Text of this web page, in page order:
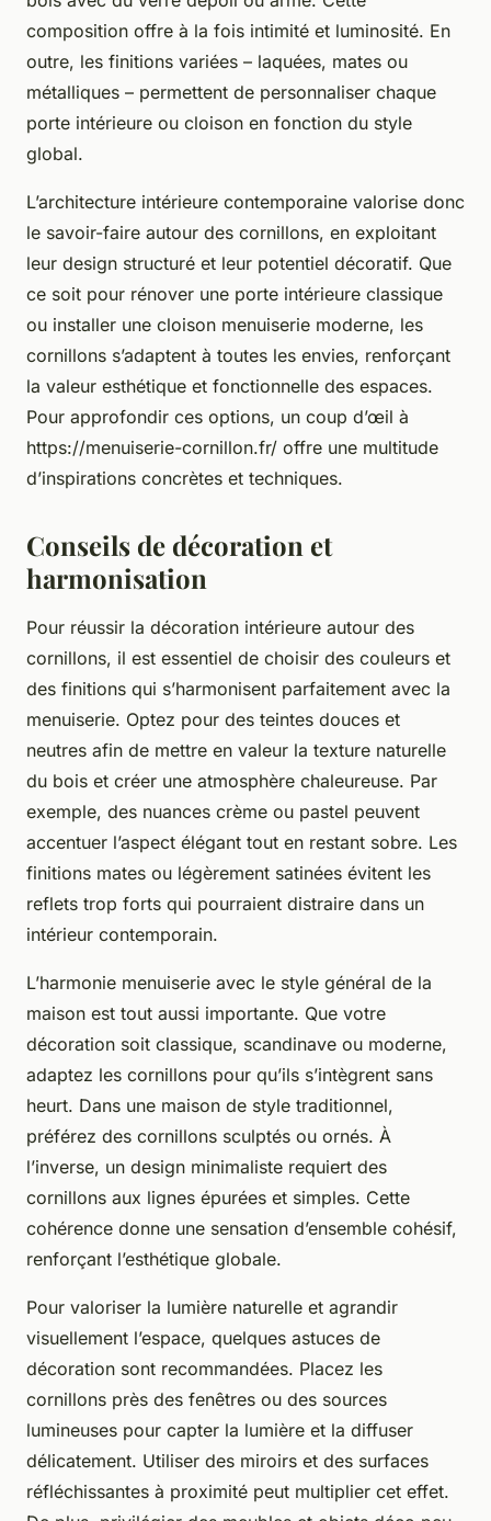
composition offre à la fois intimité et luminosité. En
outre, les finitions variées – laquées, mates ou
métalliques – permettent de personnaliser chaque
porte intérieure ou cloison en fonction du style
global.
L’architecture intérieure contemporaine valorise donc
le savoir-faire autour des cornillons, en exploitant
leur design structuré et leur potentiel décoratif. Que
ce soit pour rénover une porte intérieure classique
ou installer une cloison menuiserie moderne, les
cornillons s’adaptent à toutes les envies, renforçant
la valeur esthétique et fonctionnelle des espaces.
Pour approfondir ces options, un coup d’œil à
https://menuiserie-cornillon.fr/ offre une multitude
d’inspirations concrètes et techniques.
Conseils de décoration et
harmonisation
Pour réussir la décoration intérieure autour des
cornillons, il est essentiel de choisir des couleurs et
des finitions qui s’harmonisent parfaitement avec la
menuiserie. Optez pour des teintes douces et
neutres afin de mettre en valeur la texture naturelle
du bois et créer une atmosphère chaleureuse. Par
exemple, des nuances crème ou pastel peuvent
accentuer l’aspect élégant tout en restant sobre. Les
finitions mates ou légèrement satinées évitent les
reflets trop forts qui pourraient distraire dans un
intérieur contemporain.
L’harmonie menuiserie avec le style général de la
maison est tout aussi importante. Que votre
décoration soit classique, scandinave ou moderne,
adaptez les cornillons pour qu’ils s’intègrent sans
heurt. Dans une maison de style traditionnel,
préférez des cornillons sculptés ou ornés. À
l’inverse, un design minimaliste requiert des
cornillons aux lignes épurées et simples. Cette
cohérence donne une sensation d’ensemble cohésif,
renforçant l’esthétique globale.
Pour valoriser la lumière naturelle et agrandir
visuellement l’espace, quelques astuces de
décoration sont recommandées. Placez les
cornillons près des fenêtres ou des sources
lumineuses pour capter la lumière et la diffuser
délicatement. Utiliser des miroirs et des surfaces
réfléchissantes à proximité peut multiplier cet effet.